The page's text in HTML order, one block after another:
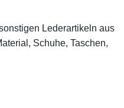
Lederartikeln aus
Schuhe, Taschen,